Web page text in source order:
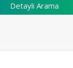
Detaylı Arama